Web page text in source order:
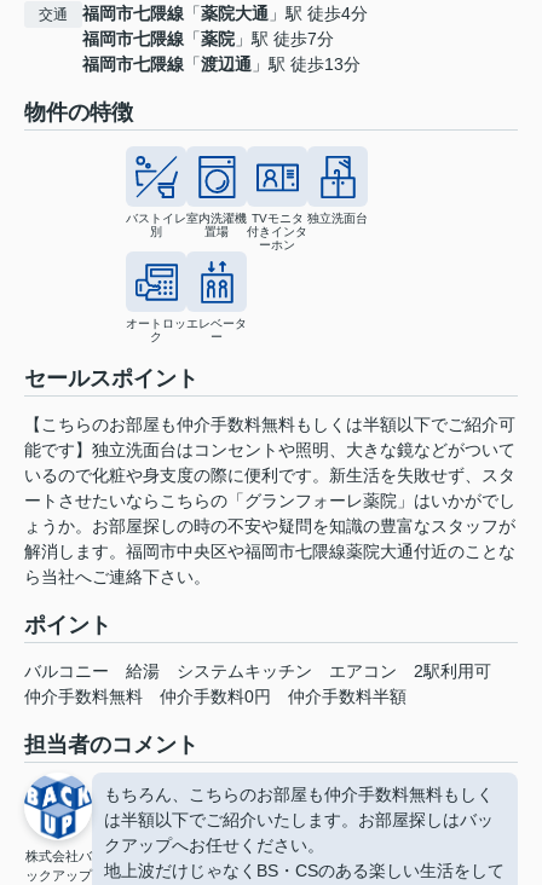
交通 福岡市七隈線 「薬院大通 」駅 徒歩4分
福岡市七隈線 「薬院 」駅 徒歩7分
福岡市七隈線 「渡辺通 」駅 徒歩13分
物件の特徴
バストイレ
別
室内洗濯機
置場
TVモニタ
付きインタ
ーホン
独立洗面台
オートロッ
ク
エレベータ
ー
セールスポイント
【こちらのお部屋も仲介手数料無料もしくは半額以下でご紹介可
能です】独立洗面台はコンセントや照明、大きな鏡などがついて
いるので化粧や身支度の際に便利です。新生活を失敗せず、スタ
ートさせたいならこちらの「グランフォーレ薬院」はいかがでし
ょうか。お部屋探しの時の不安や疑問を知識の豊富なスタッフが
解消します。福岡市中央区や福岡市七隈線薬院大通付近のことな
ら当社へご連絡下さい。
ポイント
バルコニー 給湯 システムキッチン エアコン
2駅利用可
仲介手数料無料
仲介手数料0円 仲介手数料半額
担当者のコメント
株式会社バ
ックアップ
もちろん、こちらのお部屋も仲介手数料無料もしく
は半額以下でご紹介いたします。お部屋探しはバッ
クアップへお任せください。
地上波だけじゃなくBS・CSのある楽しい生活をして